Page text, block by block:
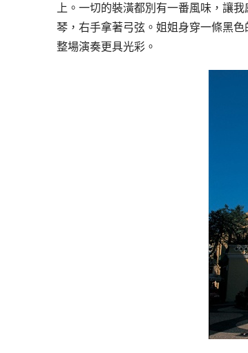
上。一切的裝潢都別有一番風味，讓
琴，右手拿著弓弦。姐姐身穿一條黑
整場演奏更具光彩。